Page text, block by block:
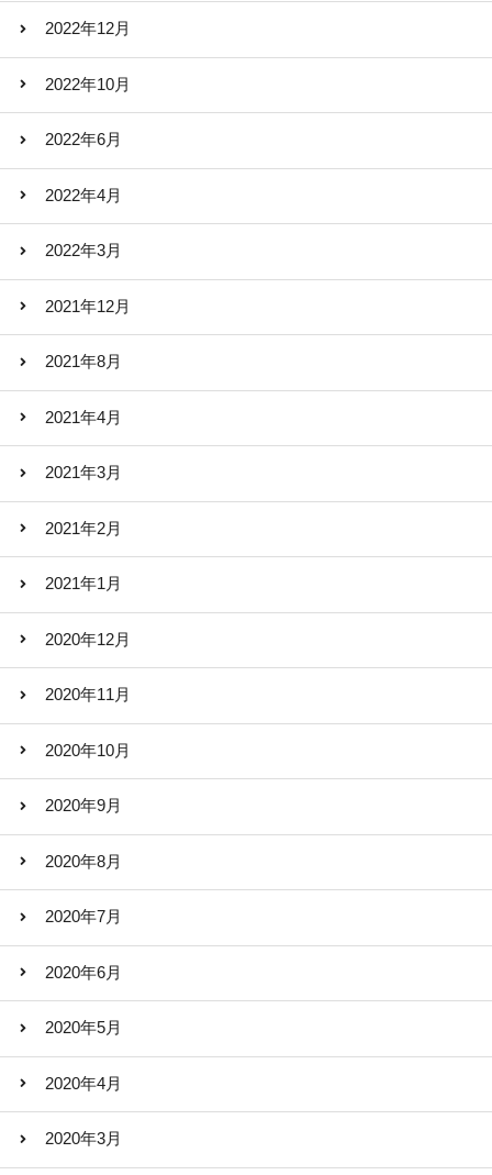
2022年12月
2022年10月
2022年6月
2022年4月
2022年3月
2021年12月
2021年8月
2021年4月
2021年3月
2021年2月
2021年1月
2020年12月
2020年11月
2020年10月
2020年9月
2020年8月
2020年7月
2020年6月
2020年5月
2020年4月
2020年3月